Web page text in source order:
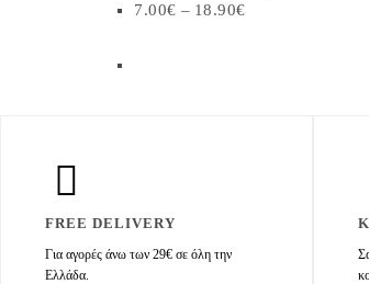
7.00€ – 18.90€
FREE DELIVERY
Για αγορές άνω των 29€ σε όλη την
Ελλάδα.